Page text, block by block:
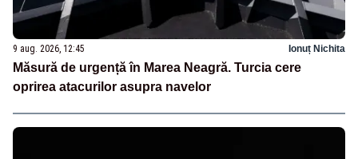
9 aug. 2026, 12:45 Ionuț Nichita
Măsură de urgență în Marea Neagră. Turcia cere
oprirea atacurilor asupra navelor